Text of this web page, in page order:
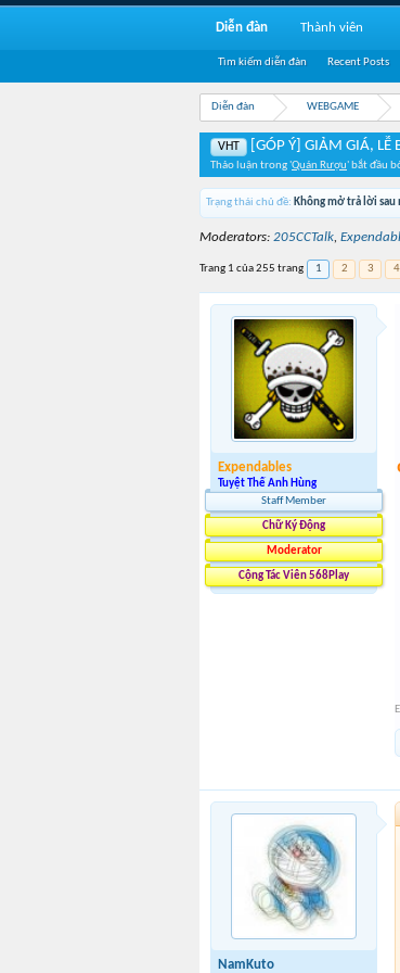
Diễn đàn WEBGAME
VHT [GÓP Ý] GIẢM GIÁ, LỄ
Thảo luận trong 'Quán Rượu' bắt đầu
Trạng thái chủ đề: Không mở trả lời sau
Moderators: 205CCTalk,
Trang 1 của 255 trang 1 2 3 4
Expendables
Tuyệt Thế Anh Hùng
Staff Member
Chữ Ký Động
Moderator
Cộng Tác Viên 568Play
NamKuto
Diễn đàn
Tìm kiếm diễn đàn Recent Posts
Thành viên